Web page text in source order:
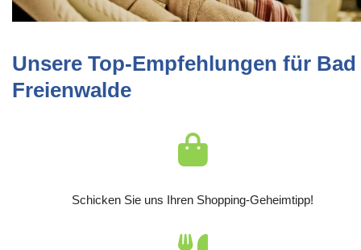
Unsere Top-Empfehlungen für Bad
Freienwalde
Schicken Sie uns Ihren Shopping-Geheimtipp!